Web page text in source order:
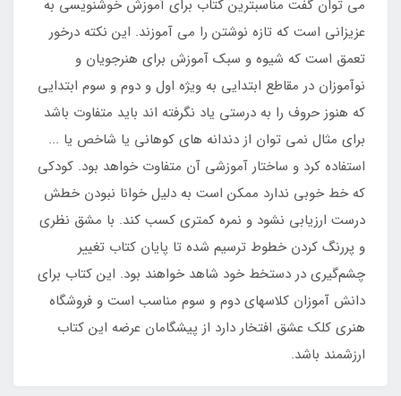
می توان گفت مناسبترین کتاب برای آموزش خوشنویسی به
عزیزانی است که تازه نوشتن را می آموزند. این نکته درخور
تعمق است که شیوه و سبک آموزش برای هنرجویان و
نوآموزان در مقاطع ابتدایی به ویژه اول و دوم و سوم ابتدایی
که هنوز حروف را به درستی یاد نگرفته اند باید متفاوت باشد
برای مثال نمی توان از دندانه های کوهانی یا شاخص یا ...
استفاده کرد و ساختار آموزشی آن متفاوت خواهد بود. کودکی
که خط خوبی ندارد ممکن است به دلیل خوانا نبودن خطش
درست ارزیابی نشود و نمره کمتری کسب کند. با مشق نظری
و پررنگ کردن خطوط ترسیم‌ شده تا پایان کتاب تغییر
چشم‌گیری در دستخط خود شاهد خواهند بود. این کتاب برای
دانش آموزان کلاسهای دوم و سوم مناسب است و فروشگاه
هنری کلک عشق افتخار دارد از پیشگامان عرضه این کتاب
ارزشمند باشد.